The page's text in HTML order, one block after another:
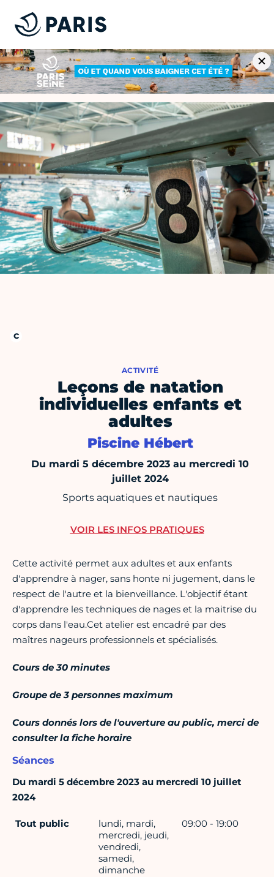
ACTIVITÉ
Leçons de natation
individuelles enfants et
adultes
Piscine Hébert
Du mardi 5 décembre 2023 au mercredi 10
juillet 2024
Sports aquatiques et nautiques
Cette activité permet aux adultes et aux enfants
d'apprendre à nager, sans honte ni jugement, dans le
respect de l'autre et la bienveillance. L'objectif étant
d'apprendre les techniques de nages et la maitrise du
corps dans l'eau.Cet atelier est encadré par des
maîtres nageurs professionnels et spécialisés.
Cours de 30 minutes
Groupe de 3 personnes maximum
Cours donnés lors de l'ouverture au public, merci de
consulter la fiche horaire
Séances
Du mardi 5 décembre 2023 au mercredi 10 juillet
2024
Tout public
lundi, mardi,
mercredi, jeudi,
vendredi,
samedi,
dimanche
09:00 - 19:00
VOIR LES INFOS PRATIQUES